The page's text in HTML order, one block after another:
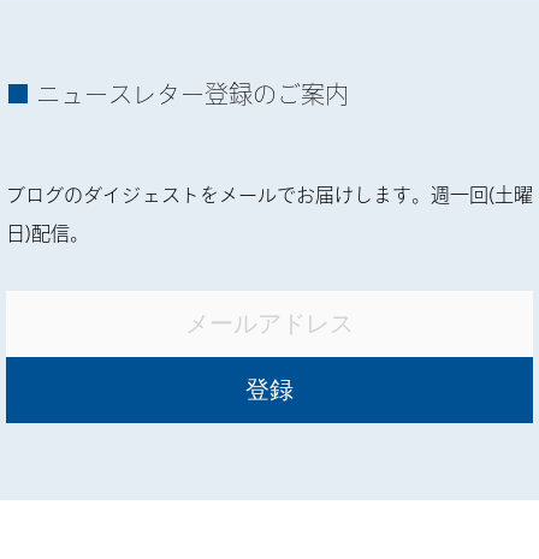
ニュースレター登録のご案内
ブログのダイジェストをメールでお届けします。週一回(土曜
日)配信。